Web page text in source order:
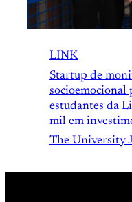
LINK
Startup de
socioemocional
estudantes da
mil em
The University